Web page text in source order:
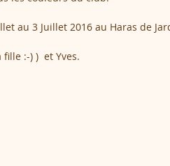
au 3 Juillet 2016 au Haras de
:-) )  et Yves.